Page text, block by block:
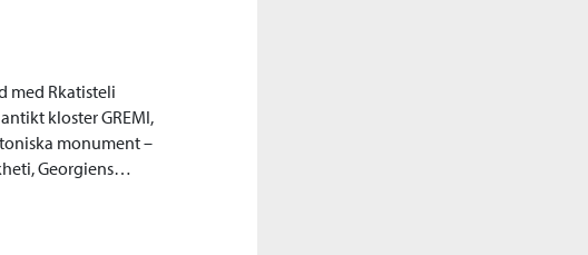
med Rkatisteli
kloster GREMI,
monument –
Georgiens…